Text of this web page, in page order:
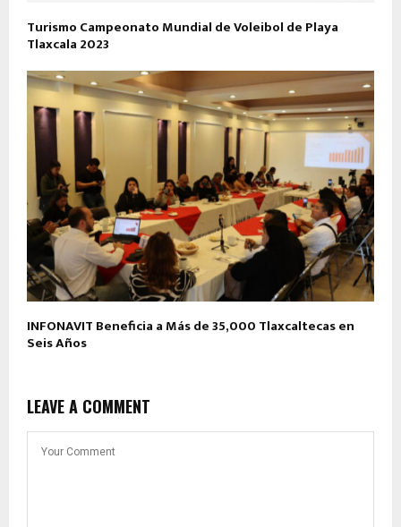
Turismo Campeonato Mundial de Voleibol de Playa
Tlaxcala 2023
INFONAVIT Beneficia a Más de 35,000 Tlaxcaltecas en
Seis Años
LEAVE A COMMENT